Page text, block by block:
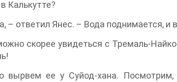
Калькутте?
– ответил Янес. – Вода поднимается, и
скорее увидеться с Тремаль-
вырвем ее у Суйод-хана. Посмотрим,